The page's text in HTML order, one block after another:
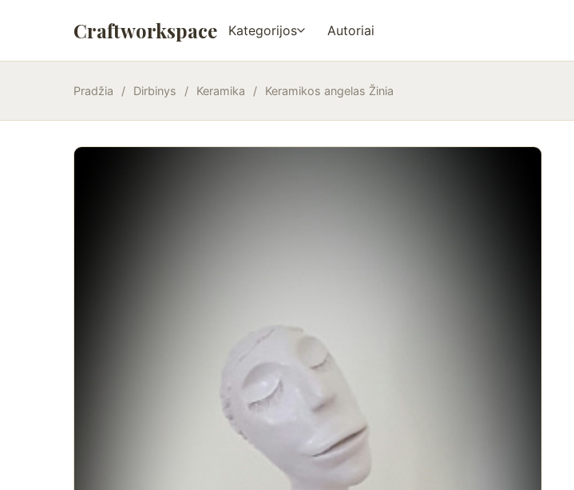
Craftworkspace Kategorijos Autoriai
Pradžia / Dirbinys / Keramika / Keramikos angelas Žinia